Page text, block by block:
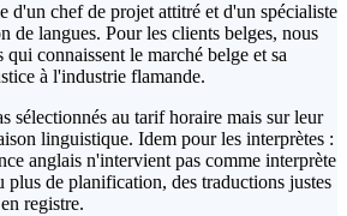
d'un chef de projet attitré et d'un spécialiste
de langues. Pour les clients belges, nous
qui connaissent le marché belge et sa
à l'industrie flamande.
sélectionnés au tarif horaire mais sur leur
linguistique. Idem pour les interprètes :
anglais n'intervient pas comme interprète
plus de planification, des traductions justes
registre.